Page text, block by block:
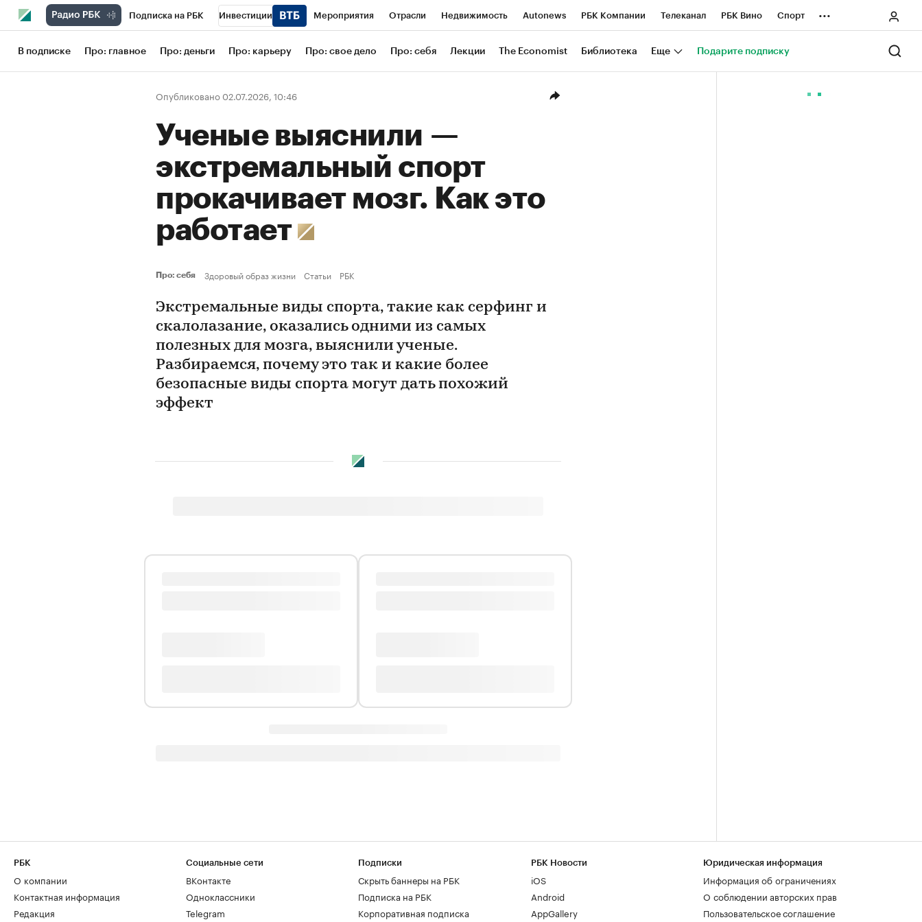
Подписка на РБК Инвестиции Мероприятия Отрасли Недвижимость Autonews РБК Компании Телеканал РБК Вино Спорт
Школа управления РБК РБК Образование РБК Life Тренды Визионеры Национальные проекты Город
Рынок наличной валюты
...
В подписке Про: главное Про: деньги Про: карьеру Про: свое дело Про: себя Лекции The Economist Библиотека Еще Подарите подписку
Опубликовано 02.07.2026, 10:46
Ученые выяснили —
экстремальный спорт
прокачивает мозг. Как это
работает
Про: себя Здоровый образ жизни Статьи РБК
Экстремальные виды спорта, такие как серфинг и
скалолазание, оказались одними из самых
полезных для мозга, выяснили ученые.
Разбираемся, почему это так и какие более
безопасные виды спорта могут дать похожий
эффект
РБК
О компании
Контактная информация
Редакция
Социальные сети
ВКонтакте
Одноклассники
Telegram
Подписки
Скрыть баннеры на РБК
Подписка на РБК
Корпоративная подписка
РБК Новости
iOS
Android
AppGallery
Юридическая информация
Информация об ограничениях
О соблюдении авторских прав
Пользовательское соглашение